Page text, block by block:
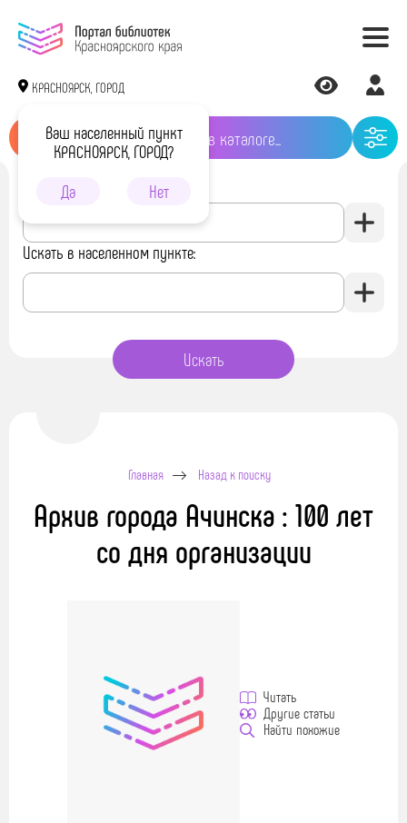
КРАСНОЯРСК, ГОРОД
Ваш населенный пункт
КРАСНОЯРСК, ГОРОД?
Да
Нет
Искать в библиотеке:
Искать в населенном пункте:
Главная Назад к поиску
Архив города Ачинска : 100 лет
со дня организации
Читать
Другие статьи
Найти похожие